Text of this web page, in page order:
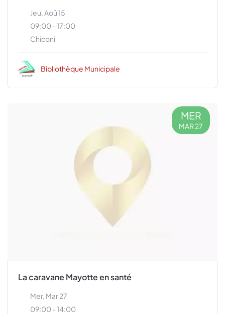
Jeu, Aoû 15
09:00 - 17:00
Chiconi
Bibliothèque Municipale
MER
MAR 27
La caravane Mayotte en santé
Mer, Mar 27
09:00 - 14:00